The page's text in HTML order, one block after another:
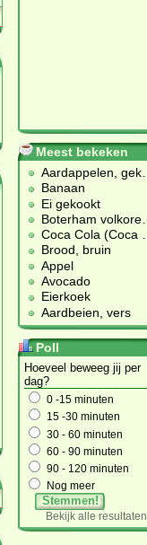
Meest bekeken
Aardappelen, gek
Banaan
Ei gekookt
Boterham volkore
Coca Cola (Coca
Brood, bruin
Appel
Avocado
Eierkoek
Aardbeien, vers
Poll
Hoeveel beweeg jij per
dag?
0 -15 minuten
15 -30 minuten
30 - 60 minuten
60 - 90 minuten
90 - 120 minuten
Nog meer
Stemmen!
Bekijk alle resultaten